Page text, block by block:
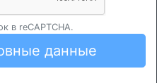
в reCAPTCHA.
данные